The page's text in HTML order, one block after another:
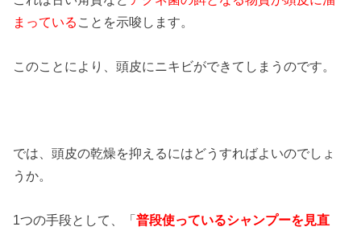
まっている ことを示唆します。
このことにより、頭皮にニキビができてしまうのです。
では、頭皮の乾燥を抑えるにはどうすればよいのでしょ
うか。
1つの手段として、「普段使っているシャンプーを見直